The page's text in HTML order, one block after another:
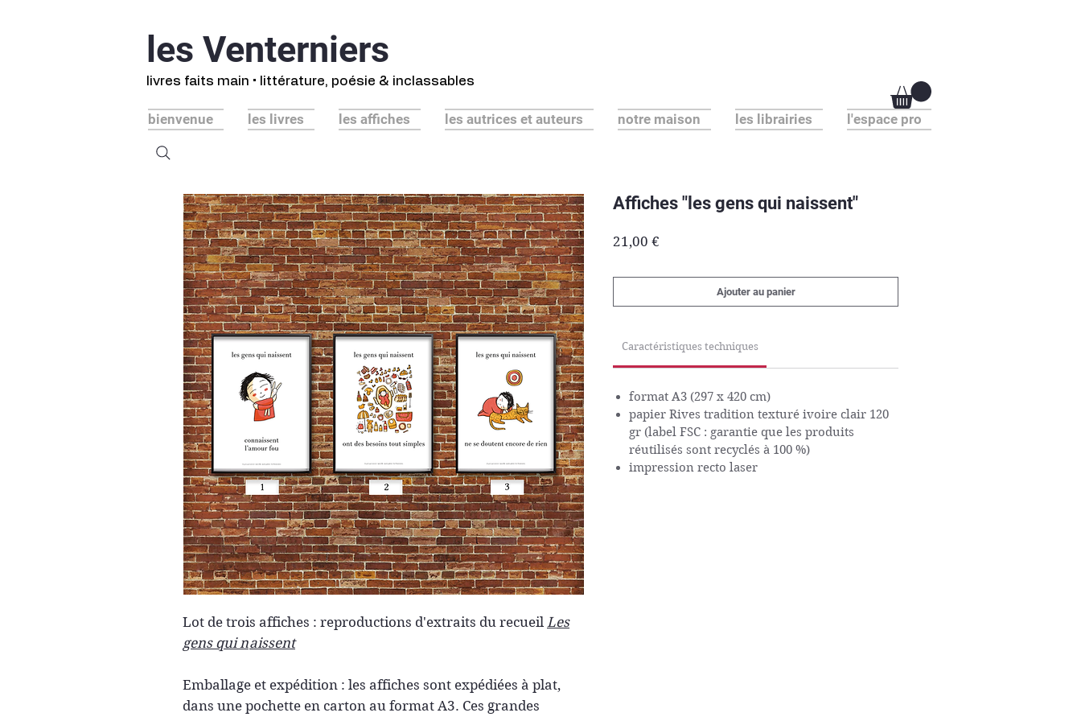
les Venterniers
livres faits main • littérature, poésie & inclassables
bienvenue les livres les affiches les autrices et auteurs notre maison les librairies l'espace pro
Lot de trois affiches : reproductions d'extraits du recueil Les
gens qui naissent
Emballage et expédition : les affiches sont expédiées à plat,
dans une pochette en carton au format A3. Ces grandes
Affiches "les gens qui naissent"
21,00 €
Ajouter au panier
Caractéristiques techniques
format A3 (297 x 420 cm)
papier Rives tradition texturé ivoire clair 120
gr (label FSC : garantie que les produits
réutilisés sont recyclés à 100 %)
impression recto laser